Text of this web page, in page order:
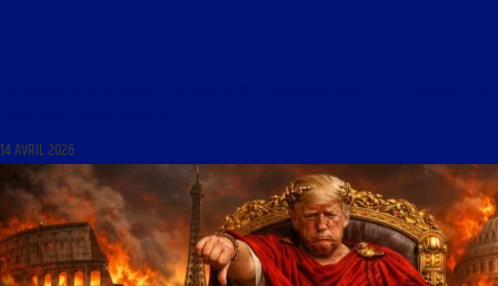
14 AVRIL 2026